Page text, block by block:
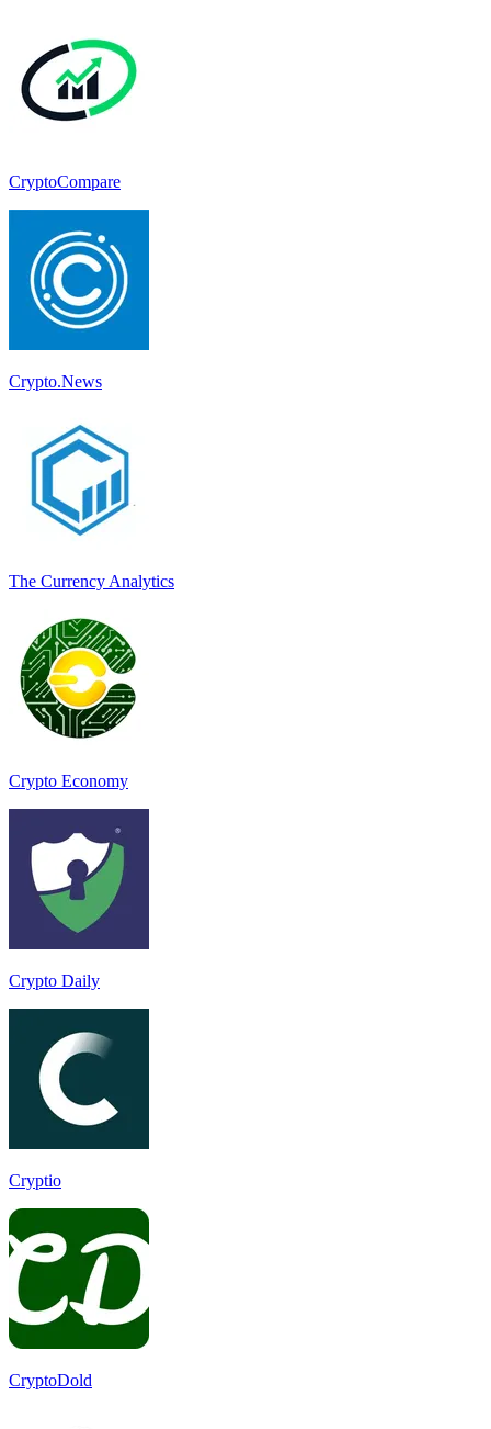
CryptoCompare
Crypto.News
The Currency Analytics
Crypto Economy
Crypto Daily
Cryptio
CryptoDold